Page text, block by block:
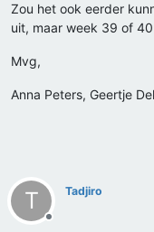
Zou het ook eerder
uit, maar week 39 of
Mvg,
Anna Peters, Geertje
T
Offline
Tadjiro